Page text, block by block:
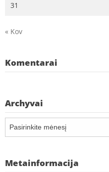
31
« Kov
Komentarai
Archyvai
Archyvai
Metainformacija